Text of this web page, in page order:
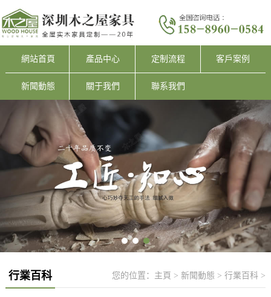
網站首頁 產品中心 定制流程 客戶案例
新聞動態 關于我們 聯系我們
您的位置： 主頁 >新聞動態 >行業百科 >
行業百科